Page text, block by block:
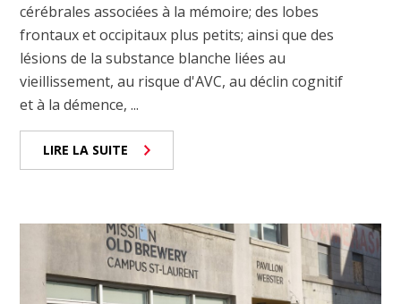
cérébrales associées à la mémoire; des lobes
frontaux et occipitaux plus petits; ainsi que des
lésions de la substance blanche liées au
vieillissement, au risque d'AVC, au déclin cognitif
et à la démence, ...
LIRE LA SUITE